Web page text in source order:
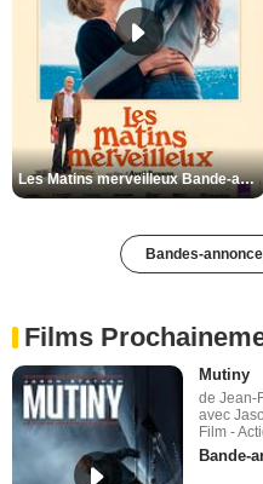
Les Matins merveilleux Bande-annonce VF
Bandes-
Films
Mutiny
de Jean-
avec
Film -
Bande-